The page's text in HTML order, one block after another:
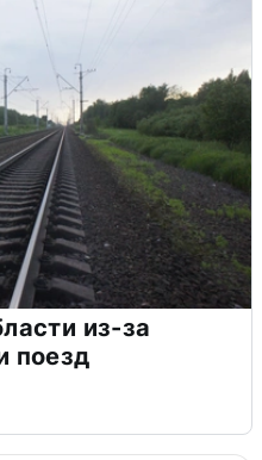
из-за
поезд